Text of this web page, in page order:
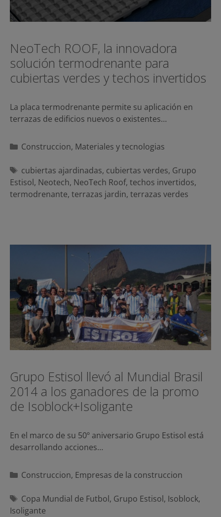
NeoTech ROOF, la innovadora
solución termodrenante para
cubiertas verdes y techos invertidos
La placa termodrenante permite su aplicación en
terrazas de edificios nuevos o existentes…
Categorías
Construccion, Materiales y tecnologias
Etiquetas
cubiertas ajardinadas, cubiertas verdes, Grupo
Estisol, Neotech, NeoTech Roof, techos invertidos,
termodrenante, terrazas jardin, terrazas verdes
Grupo Estisol llevó al Mundial Brasil
2014 a los ganadores de la promo
de Isoblock+Isoligante
En el marco de su 50º aniversario Grupo Estisol está
desarrollando acciones…
Categorías
Construccion, Empresas de la construccion
Etiquetas
Copa Mundial de Futbol, Grupo Estisol, Isoblock,
Isoligante